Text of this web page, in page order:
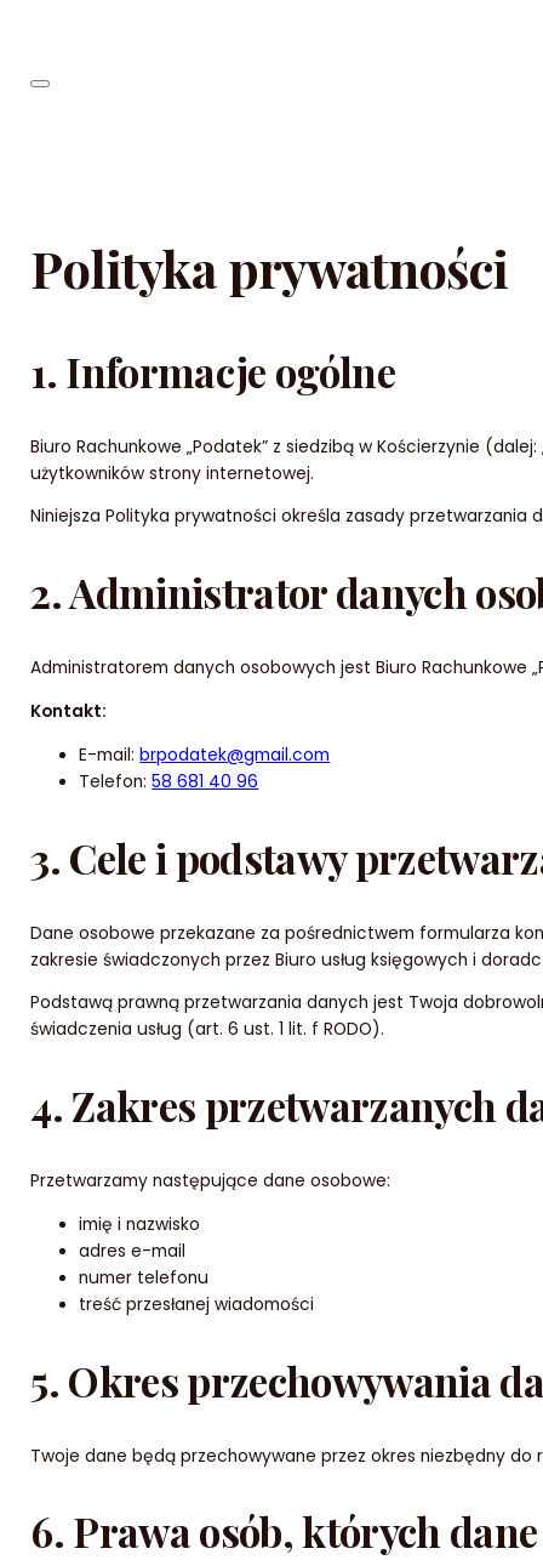
Polityka prywatności
1. Informacje ogólne
Biuro Rachunkowe „Podatek” z siedzibą w Kościerzynie
użytkowników strony internetowej.
Niniejsza Polityka prywatności określa zasady
2. Administrator danych
Administratorem danych osobowych jest Biuro Rachunkowe
Kontakt:
E-mail:brpodatek@gmail.com
Telefon:58 681 40 96
3. Cele i podstawy
Dane osobowe przekazane za pośrednictwem formularza
zakresie świadczonych przez Biuro usług księgowych i
Podstawą prawną przetwarzania danych jest Twoja
świadczenia usług (art. 6 ust. 1 lit. f RODO).
4. Zakres przetwarzanych
Przetwarzamy następujące dane osobowe:
imię i nazwisko
adres e-mail
numer telefonu
treść przesłanej wiadomości
5. Okres przechowywania
Twoje dane będą przechowywane przez okres niezbędny
6. Prawa osób, których